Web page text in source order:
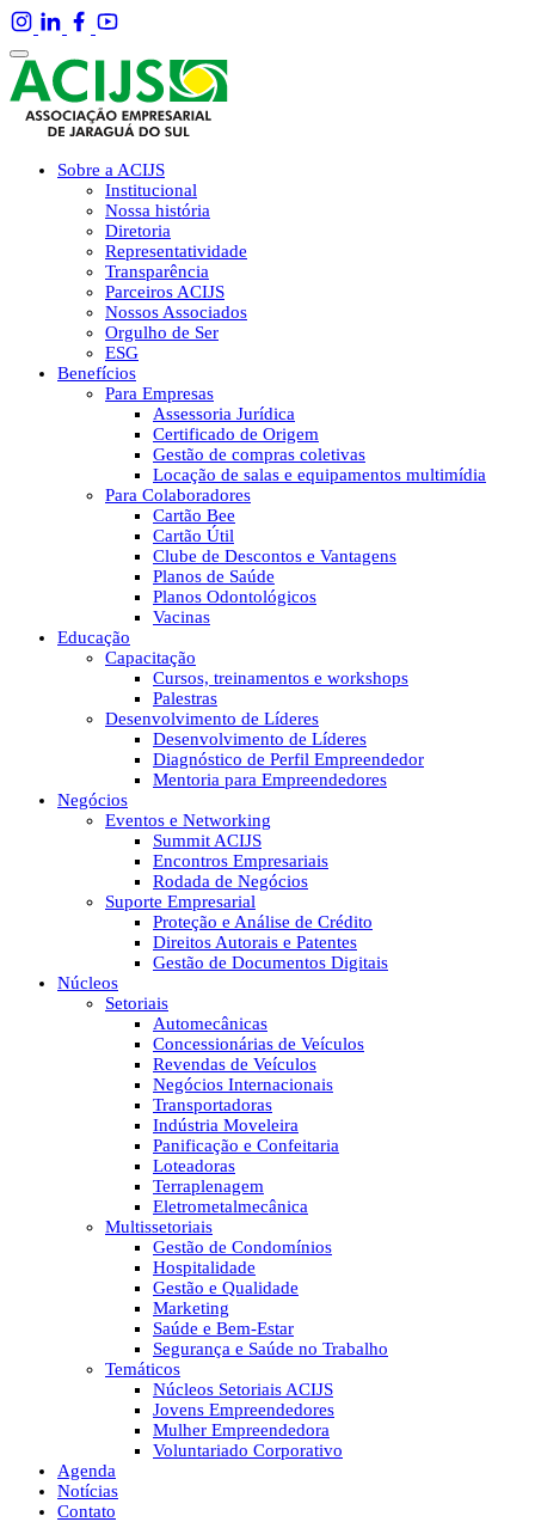
Sobre a ACIJS
Institucional
Nossa história
Diretoria
Representatividade
Transparência
Parceiros ACIJS
Nossos Associados
Orgulho de Ser
ESG
Benefícios
Para Empresas
Assessoria Jurídica
Certificado de Origem
Gestão de compras coletivas
Locação de salas e equipamentos multimídia
Para Colaboradores
Cartão Bee
Cartão Útil
Clube de Descontos e Vantagens
Planos de Saúde
Planos Odontológicos
Vacinas
Educação
Capacitação
Cursos, treinamentos e workshops
Palestras
Desenvolvimento de Líderes
Desenvolvimento de Líderes
Diagnóstico de Perfil Empreendedor
Mentoria para Empreendedores
Negócios
Eventos e Networking
Summit ACIJS
Encontros Empresariais
Rodada de Negócios
Suporte Empresarial
Proteção e Análise de Crédito
Direitos Autorais e Patentes
Gestão de Documentos Digitais
Núcleos
Setoriais
Automecânicas
Concessionárias de Veículos
Revendas de Veículos
Negócios Internacionais
Transportadoras
Indústria Moveleira
Panificação e Confeitaria
Loteadoras
Terraplenagem
Eletrometalmecânica
Multissetoriais
Gestão de Condomínios
Hospitalidade
Gestão e Qualidade
Marketing
Saúde e Bem-Estar
Segurança e Saúde no Trabalho
Temáticos
Núcleos Setoriais ACIJS
Jovens Empreendedores
Mulher Empreendedora
Voluntariado Corporativo
Agenda
Notícias
Contato